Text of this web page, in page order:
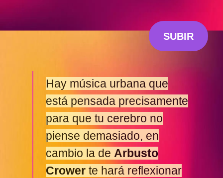
SUBIR
Hay música urbana que
está pensada precisamente
para que tu cerebro no
piense demasiado, en
cambio la deArbusto
Crower te hará reflexionar